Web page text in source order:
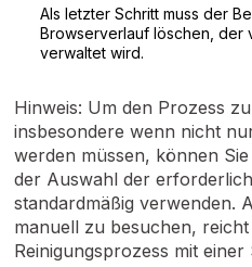
Als letzter Schritt muss der
Browserverlauf löschen, der
verwaltet wird.
Hinweis: Um den Prozess
insbesondere wenn nicht
werden müssen, können
der Auswahl der
standardmäßig verwenden.
manuell zu besuchen, reicht
Reinigungsprozess mit